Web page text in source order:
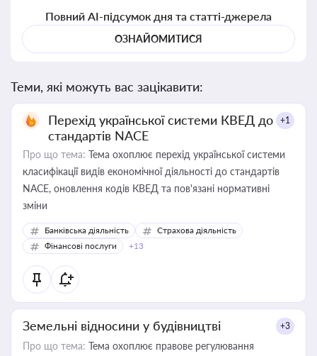
Повний AI-підсумок дня та статті-джерела
ОЗНАЙОМИТИСЯ
Теми, які можуть вас зацікавити:
Перехід української системи КВЕД до
стандартів NACE
+1
Про що тема: Тема охоплює перехід української системи
класифікації видів економічної діяльності до стандартів
NACE, оновлення кодів КВЕД та пов'язані нормативні
зміни
Банківська діяльність
Страхова діяльність
Фінансові послуги
+13
Земельні відносини у будівництві +3
Про що тема: Тема охоплює правове регулювання